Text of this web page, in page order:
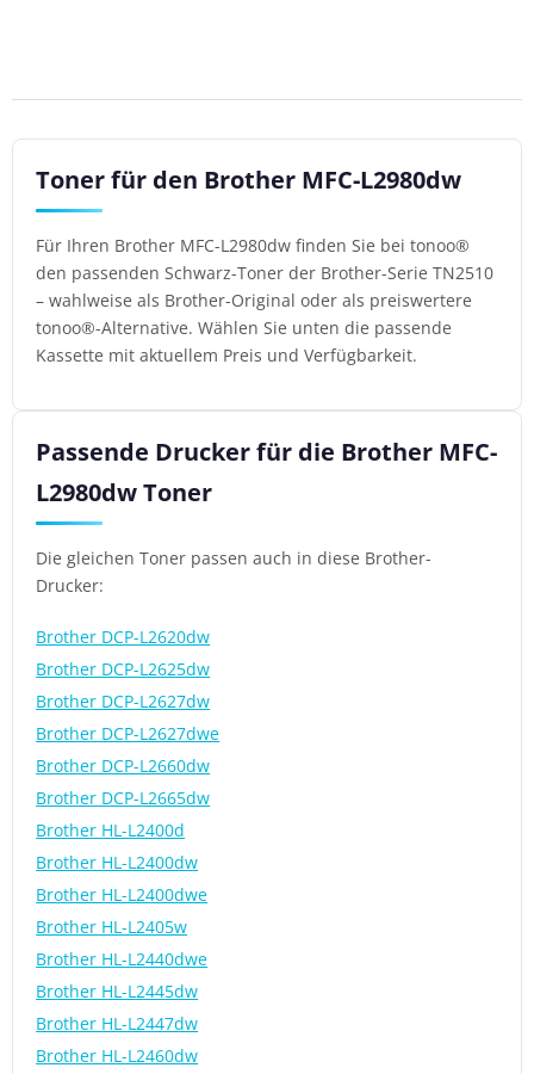
Toner für den Brother MFC-L2980dw
Für Ihren Brother MFC-L2980dw finden Sie bei tonoo®
den passenden Schwarz-Toner der Brother-Serie TN2510
– wahlweise als Brother-Original oder als preiswertere
tonoo®-Alternative. Wählen Sie unten die passende
Kassette mit aktuellem Preis und Verfügbarkeit.
Passende Drucker für die Brother MFC-
L2980dw Toner
Die gleichen Toner passen auch in diese Brother-
Drucker:
Brother DCP-L2620dw
Brother DCP-L2625dw
Brother DCP-L2627dw
Brother DCP-L2627dwe
Brother DCP-L2660dw
Brother DCP-L2665dw
Brother HL-L2400d
Brother HL-L2400dw
Brother HL-L2400dwe
Brother HL-L2405w
Brother HL-L2440dwe
Brother HL-L2445dw
Brother HL-L2447dw
Brother HL-L2460dw